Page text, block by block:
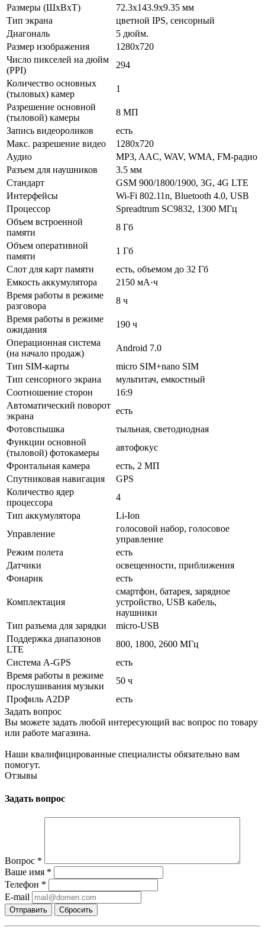
Размеры (ШxВxТ)
72.3x143.9x9.35 мм
Тип экрана
цветной IPS, сенсорный
Диагональ
5 дюйм.
Размер изображения
1280x720
Число пикселей на дюйм
(PPI)
294
Количество основных
(тыловых) камер
1
Разрешение основной
(тыловой) камеры
8 МП
Запись видеороликов
есть
Макс. разрешение видео
1280x720
Аудио
MP3, AAC, WAV, WMA, FM-радио
Разъем для наушников
3.5 мм
Стандарт
GSM 900/1800/1900, 3G, 4G LTE
Интерфейсы
Wi-Fi 802.11n, Bluetooth 4.0, USB
Процессор
Spreadtrum SC9832, 1300 МГц
Объем встроенной
памяти
8 Гб
Объем оперативной
памяти
1 Гб
Слот для карт памяти
есть, объемом до 32 Гб
Емкость аккумулятора
2150 мА·ч
Время работы в режиме
разговора
8 ч
Время работы в режиме
ожидания
190 ч
Операционная система
(на начало продаж)
Android 7.0
Тип SIM-карты
micro SIM+nano SIM
Тип сенсорного экрана
мультитач, емкостный
Соотношение сторон
16:9
Автоматический поворот
экрана
есть
Фотовспышка
тыльная, светодиодная
Функции основной
(тыловой) фотокамеры
автофокус
Фронтальная камера
есть, 2 МП
Спутниковая навигация
GPS
Количество ядер
процессора
4
Тип аккумулятора
Li-Ion
Управление
голосовой набор, голосовое
управление
Режим полета
есть
Датчики
освещенности, приближения
Фонарик
есть
Комплектация
смартфон, батарея, зарядное
устройство, USB кабель,
наушники
Тип разъема для зарядки
micro-USB
Поддержка диапазонов
LTE
800, 1800, 2600 МГц
Cистема A-GPS
есть
Время работы в режиме
прослушивания музыки
50 ч
Профиль A2DP
есть
Задать вопрос
Вы можете задать любой интересующий вас вопрос по товару
или работе магазина.
Наши квалифицированные специалисты обязательно вам
помогут.
Отзывы
Задать вопрос
Вопрос *
Ваше имя *
Телефон *
E-mail
Сбросить